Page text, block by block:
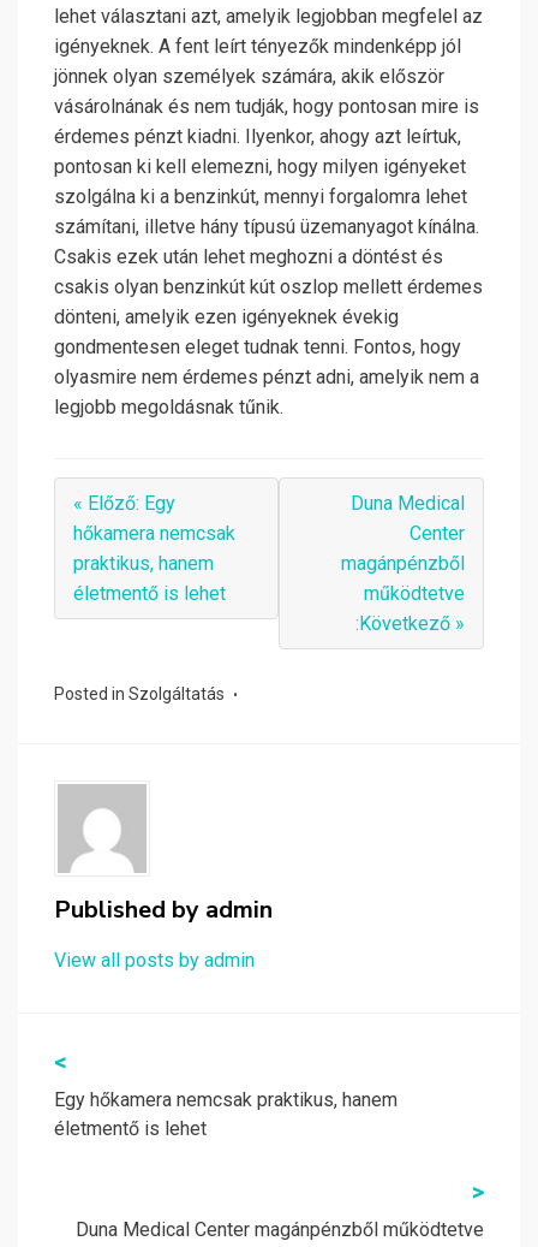
lehet választani azt, amelyik legjobban megfelel az
igényeknek. A fent leírt tényezők mindenképp jól
jönnek olyan személyek számára, akik először
vásárolnának és nem tudják, hogy pontosan mire is
érdemes pénzt kiadni. Ilyenkor, ahogy azt leírtuk,
pontosan ki kell elemezni, hogy milyen igényeket
szolgálna ki a benzinkút, mennyi forgalomra lehet
számítani, illetve hány típusú üzemanyagot kínálna.
Csakis ezek után lehet meghozni a döntést és
csakis olyan benzinkút kút oszlop mellett érdemes
dönteni, amelyik ezen igényeknek évekig
gondmentesen eleget tudnak tenni. Fontos, hogy
olyasmire nem érdemes pénzt adni, amelyik nem a
legjobb megoldásnak tűnik.
« Előző: Egy
hőkamera nemcsak
praktikus, hanem
életmentő is lehet
Duna Medical
Center
magánpénzből
működtetve
:Következő »
Posted in Szolgáltatás
Published by admin
View all posts by admin
Bejegyzés
navigáció
<
Egy hőkamera nemcsak praktikus, hanem
életmentő is lehet
>
Duna Medical Center magánpénzből működtetve